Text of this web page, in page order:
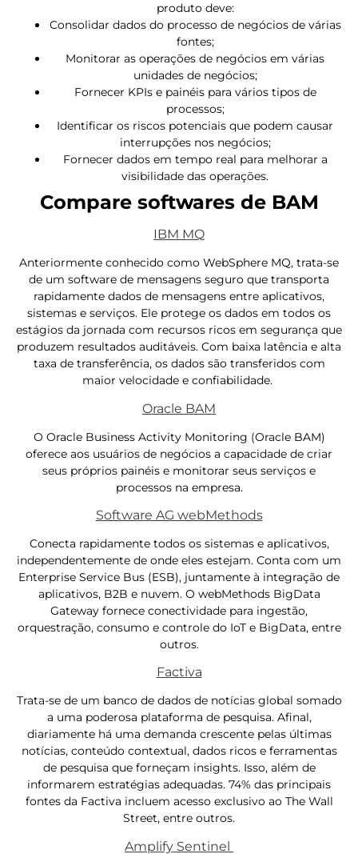
produto deve:
Consolidar dados do processo de negócios de várias
fontes;
Monitorar as operações de negócios em várias
unidades de negócios;
Fornecer KPIs e painéis para vários tipos de
processos;
Identificar os riscos potenciais que podem causar
interrupções nos negócios;
Fornecer dados em tempo real para melhorar a
visibilidade das operações.
Compare softwares de BAM
IBM MQ
Anteriormente conhecido como WebSphere MQ, trata-se
de um software de mensagens seguro que transporta
rapidamente dados de mensagens entre aplicativos,
sistemas e serviços. Ele protege os dados em todos os
estágios da jornada com recursos ricos em segurança que
produzem resultados auditáveis. Com baixa latência e alta
taxa de transferência, os dados são transferidos com
maior velocidade e confiabilidade.
Oracle BAM
O Oracle Business Activity Monitoring (Oracle BAM)
oferece aos usuários de negócios a capacidade de criar
seus próprios painéis e monitorar seus serviços e
processos na empresa.
Software AG webMethods
Conecta rapidamente todos os sistemas e aplicativos,
independentemente de onde eles estejam. Conta com um
Enterprise Service Bus (ESB), juntamente à integração de
aplicativos, B2B e nuvem. O webMethods BigData
Gateway fornece conectividade para ingestão,
orquestração, consumo e controle do IoT e BigData, entre
outros.
Factiva
Trata-se de um banco de dados de notícias global somado
a uma poderosa plataforma de pesquisa. Afinal,
diariamente há uma demanda crescente pelas últimas
notícias, conteúdo contextual, dados ricos e ferramentas
de pesquisa que forneçam insights. Isso, além de
informarem estratégias adequadas. 74% das principais
fontes da Factiva incluem acesso exclusivo ao The Wall
Street, entre outros.
Amplify Sentinel